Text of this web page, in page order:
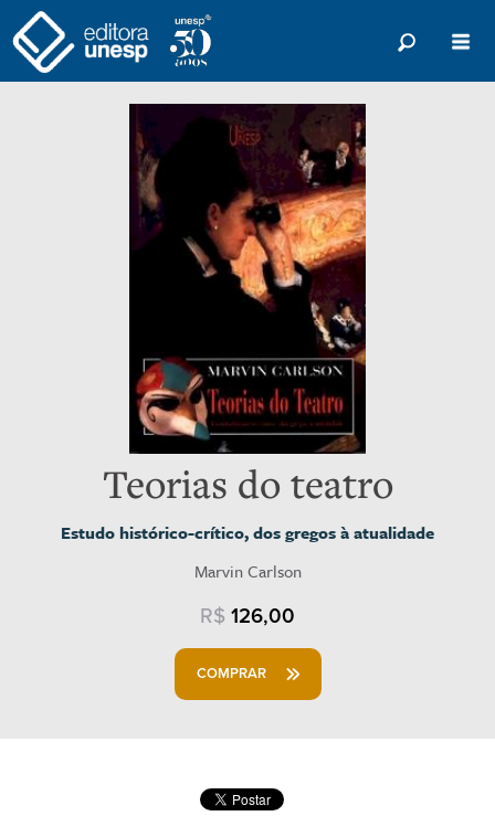
Teorias do teatro
Estudo histórico-crítico, dos gregos à atualidade
Marvin Carlson
R$ 126,00
COMPRAR